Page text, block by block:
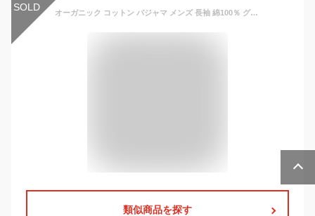
SOLD オーガニック コットン パジャマ メンズ 長袖 綿100％ グレー 寝間着 寝巻き 大きいサイズ 誕生日 父の日 ギフト プレゼント ルームウェア 部屋着 贈り物 敬老の日 還暦祝い
類似商品を探す